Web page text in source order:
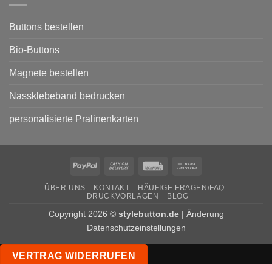
Buttons bestellen
Bio-Buttons
Magnete bestellen
Nassklebeband bedrucken
personalisierte Pralinenkarten
PayPal
Cash
Delivery
Rechung
ÜBER UNS KONTAKT
HÄUFIGE FRAGEN/FAQ
DRUCKVORLAGEN
BLOG
Copyright 2026 © stylebutton.de| Änderung
Datenschutzeinstellungen
VERTRAG WIDERRUFEN